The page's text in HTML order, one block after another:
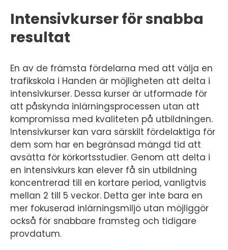
Intensivkurser för snabba
resultat
En av de främsta fördelarna med att välja en
trafikskola i Handen är möjligheten att delta i
intensivkurser. Dessa kurser är utformade för
att påskynda inlärningsprocessen utan att
kompromissa med kvaliteten på utbildningen.
Intensivkurser kan vara särskilt fördelaktiga för
dem som har en begränsad mängd tid att
avsätta för körkortsstudier. Genom att delta i
en intensivkurs kan elever få sin utbildning
koncentrerad till en kortare period, vanligtvis
mellan 2 till 5 veckor. Detta ger inte bara en
mer fokuserad inlärningsmiljö utan möjliggör
också för snabbare framsteg och tidigare
provdatum.